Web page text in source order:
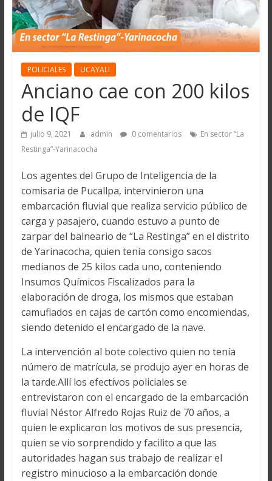
POLICIALES UCAYALI
Anciano cae con 200 kilos
de IQF
julio 9, 2021 admin 0 comentarios
En sector “La
Restinga”-Yarinacocha
Los agentes del Grupo de Inteligencia de la
comisaria de Pucallpa, intervinieron una
embarcación fluvial que realiza servicio público de
carga y pasajero, cuando estuvo a punto de
zarpar del balneario de “La Restinga” en el distrito
de Yarinacocha, quien tenía consigo sacos
medianos de 25 kilos cada uno, conteniendo
Insumos Químicos Fiscalizados para la
elaboración de droga, los mismos que estaban
camuflados en cajas de cartón como encomiendas,
siendo detenido el encargado de la nave.
La intervención al bote colectivo quien no tenía
número de matrícula, se produjo ayer en horas de
la tarde.Allí los efectivos policiales se
entrevistaron con el encargado de la embarcación
fluvial Néstor Alfredo Rojas Ruiz de 70 años, a
quien le explicaron los motivos de sus presencia,
quien se vio sorprendido y facilito a que las
autoridades hagan sus trabajo de realizar el
registro minucioso a la embarcación donde